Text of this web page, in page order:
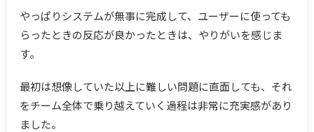
やっぱりシステムが無事に完成して、ユーザーに使っても
らったときの反応が良かったときは、やりがいを感じま
す。
最初は想像していた以上に難しい問題に直面しても、それ
をチーム全体で乗り越えていく過程は非常に充実感があり
ました。